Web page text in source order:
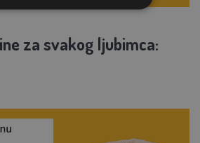
za svakog ljubimca: